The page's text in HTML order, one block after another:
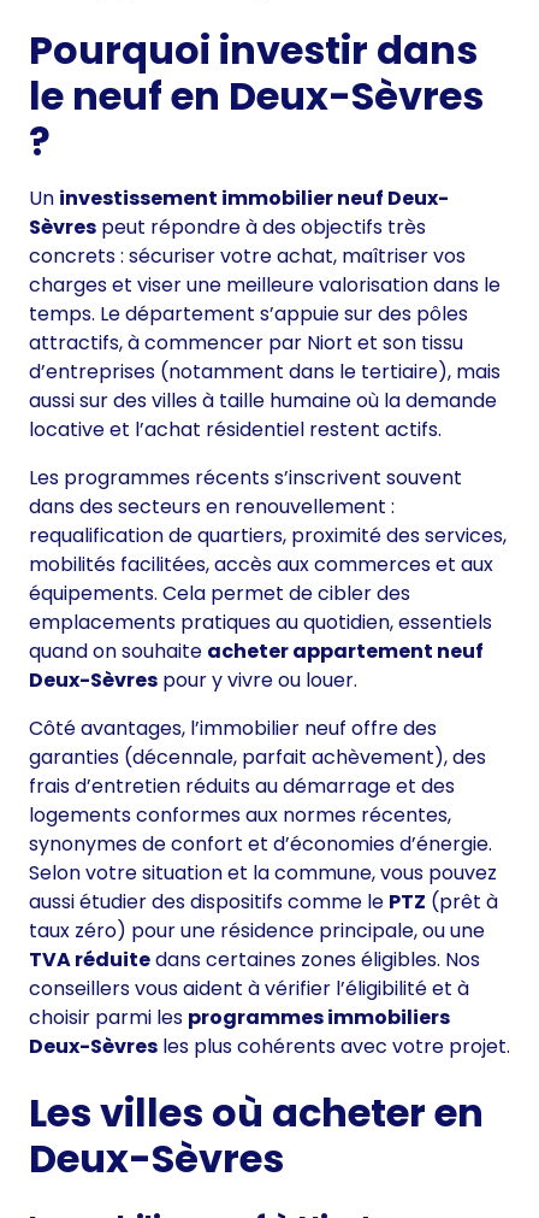
Pourquoi investir dans
le neuf en Deux-Sèvres
?
Un investissement immobilier neuf Deux-
Sèvres peut répondre à des objectifs très
concrets : sécuriser votre achat, maîtriser vos
charges et viser une meilleure valorisation dans le
temps. Le département s’appuie sur des pôles
attractifs, à commencer par Niort et son tissu
d’entreprises (notamment dans le tertiaire), mais
aussi sur des villes à taille humaine où la demande
locative et l’achat résidentiel restent actifs.
Les programmes récents s’inscrivent souvent
dans des secteurs en renouvellement :
requalification de quartiers, proximité des services,
mobilités facilitées, accès aux commerces et aux
équipements. Cela permet de cibler des
emplacements pratiques au quotidien, essentiels
quand on souhaite acheter appartement neuf
Deux-Sèvres pour y vivre ou louer.
Côté avantages, l’immobilier neuf offre des
garanties (décennale, parfait achèvement), des
frais d’entretien réduits au démarrage et des
logements conformes aux normes récentes,
synonymes de confort et d’économies d’énergie.
Selon votre situation et la commune, vous pouvez
aussi étudier des dispositifs comme le PTZ (prêt à
taux zéro) pour une résidence principale, ou une
TVA réduitedans certaines zones éligibles. Nos
conseillers vous aident à vérifier l’éligibilité et à
choisir parmi les programmes immobiliers
Deux-Sèvres les plus cohérents avec votre projet.
Les villes où acheter en
Deux-Sèvres